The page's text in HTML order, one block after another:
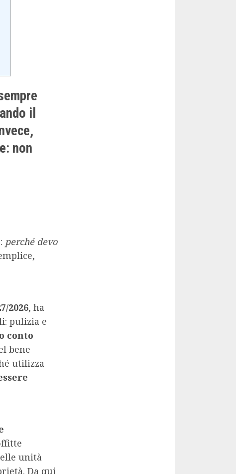
il
non
perché devo
2026, ha
pulizia e
conto
bene
utilizza
unità
Da qui